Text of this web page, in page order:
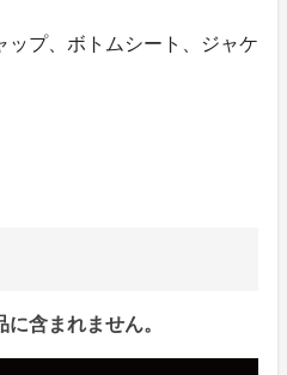
ップ、ボトムシート、ジャケ
含まれません。